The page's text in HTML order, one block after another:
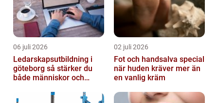
06 juli 2026
Ledarskapsutbildning i
göteborg så stärker du
både människor och
02 juli 2026
Fot och handsalva special
när huden kräver mer än
en vanlig kräm